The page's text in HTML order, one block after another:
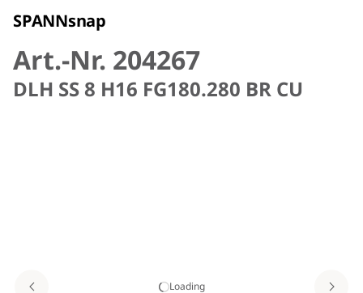
SPANNsnap
Art.-Nr. 204267
DLH SS 8 H16 FG180.280 BR CU
Loading